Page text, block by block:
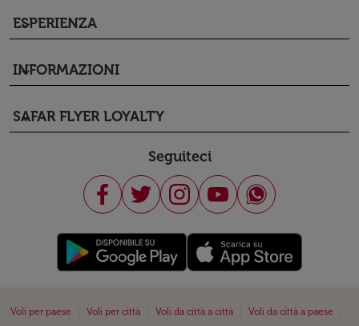
ESPERIENZA
keyboard_arrow_down
INFORMAZIONI
keyboard_arrow_down
SAFAR FLYER LOYALTY
keyboard_arrow_down
Seguiteci
Voli per paese Voli per città Voli da città a città Voli da città a paese